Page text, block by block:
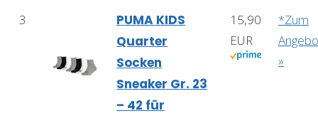
3
PUMA KIDS
Quarter
Socken
Sneaker Gr. 23
– 42 für
15,90
EUR
*Zum
»